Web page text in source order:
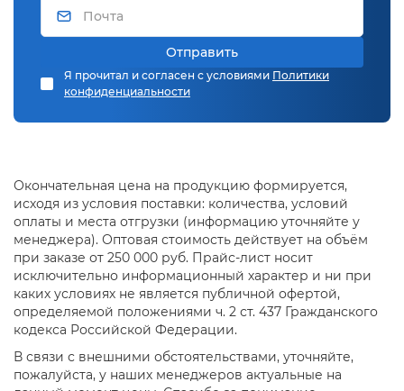
Отправить
Я прочитал и согласен с условиями Политики
конфиденциальности
Окончательная цена на продукцию формируется,
исходя из условия поставки: количества, условий
оплаты и места отгрузки (информацию уточняйте у
менеджера). Оптовая стоимость действует на объём
при заказе от 250 000 руб. Прайс-лист носит
исключительно информационный характер и ни при
каких условиях не является публичной офертой,
определяемой положениями ч. 2 ст. 437 Гражданского
кодекса Российской Федерации.
В связи с внешними обстоятельствами, уточняйте,
пожалуйста, у наших менеджеров актуальные на